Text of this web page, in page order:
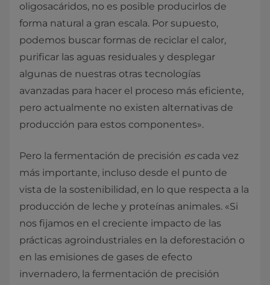
oligosacáridos, no es posible producirlos de
forma natural a gran escala. Por supuesto,
podemos buscar formas de reciclar el calor,
purificar las aguas residuales y desplegar
algunas de nuestras otras tecnologías
avanzadas para hacer el proceso más eficiente,
pero actualmente no existen alternativas de
producción para estos componentes».
Pero la fermentación de precisión escada vez
más importante, incluso desde el punto de
vista de la sostenibilidad, en lo que respecta a la
producción de leche y proteínas animales. «Si
nos fijamos en el creciente impacto de las
prácticas agroindustriales en la deforestación o
en las emisiones de gases de efecto
invernadero, la fermentación de precisión